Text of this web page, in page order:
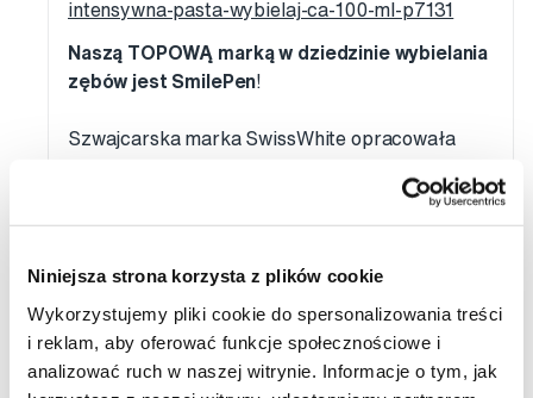
Niniejsza strona korzysta z plików cookie
Wykorzystujemy pliki cookie do spersonalizowania treści
i reklam, aby oferować funkcje społecznościowe i
analizować ruch w naszej witrynie. Informacje o tym, jak
intensywna-pasta-wybielaj-ca-100-ml-p7131
Naszą TOPOWĄ marką w dziedzinie wybielania
zębów jest SmilePen!
Szwajcarska marka SwissWhite opracowała
klinicznie potwierdzonym działaniu. Ogromną
zaletą i przewagą nad tradycyjnym żelem
i dokładna aplikacja żelu za pomocą aplikatora z
pędzelkiem. Żel o takim składzie przeznaczony
jest do rozjaśniania szkliwa zębów za pomocą
bezprzewodowego akceleratora LED, który